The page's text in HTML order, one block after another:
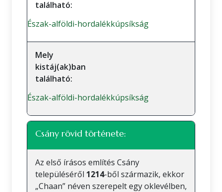
található:
Észak-alföldi-hordalékkúpsíkság
Mely
kistáj(ak)ban
található:
Észak-alföldi-hordalékkúpsíkság
Csány rövid története:
Az első írásos említés Csány
településéről 1214-ből származik, ekkor
„Chaan” néven szerepelt egy oklevélben,